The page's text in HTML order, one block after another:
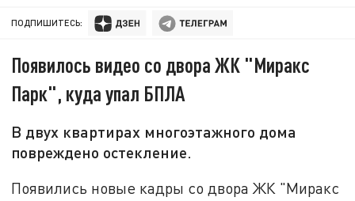
ПОДПИШИТЕСЬ:
Появилось видео со двора ЖК "Миракс
Парк", куда упал БПЛА
В двух квартирах многоэтажного дома
повреждено остекление.
Появились новые кадры со двора ЖК "Миракс